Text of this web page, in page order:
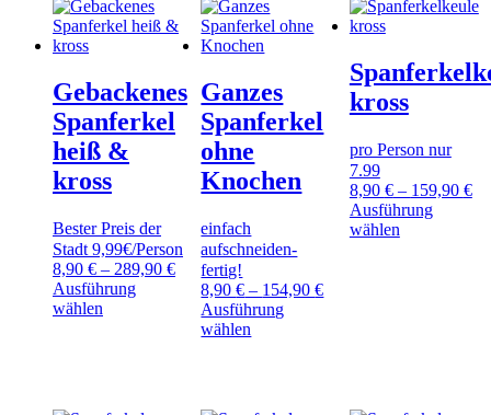
Gebackenes
Spanferkel
heiß &
kross
Bester Preis der
Stadt 9,99€/Person
8,90 € – 289,90 €
Ausführung
wählen
Ganzes
Spanferkel
ohne
Knochen
einfach
aufschneiden-
fertig!
8,90€ – 154,90€
Ausführung
wählen
kross
pro Person nur
7.99
8,90 €– 159,90 €
Ausführung
wählenDieses